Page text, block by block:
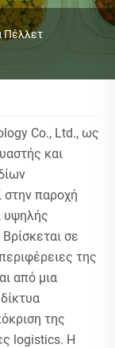
Πέλλετ
Co., Ltd., ως
και
στην παροχή
υψηλής
σε
της
από μια
της
logistics. Η